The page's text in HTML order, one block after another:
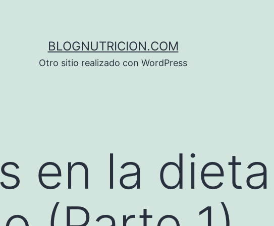
BLOGNUTRICION.COM
Otro sitio realizado con WordPress
en la